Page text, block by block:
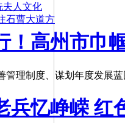
夫人文化
石曹大道方
！高州市巾
管理制度、谋划年度发展
兵忆峥嵘